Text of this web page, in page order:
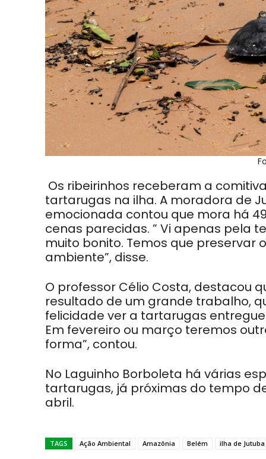
Os ribeirinhos receberam a
tartarugas na ilha. A moradora de
emocionada contou que mora há
cenas parecidas. ” Vi apenas pela
muito bonito. Temos que preservar
ambiente”, disse.
O professor Célio Costa, destacou
resultado de um grande trabalho,
felicidade ver a tartarugas
Em fevereiro ou março teremos
forma”, contou.
No Laguinho Borboleta há várias
tartarugas, já próximas do tempo
abril.
TAGS Ação Ambiental Amazônia Belém ilha de Jutuba